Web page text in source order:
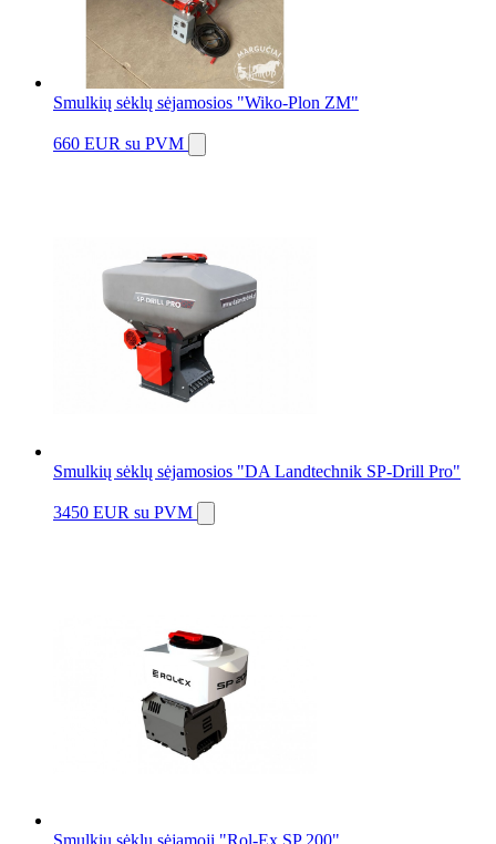
Smulkių sėklų sėjamosios "Wiko-Plon ZM"
660 EUR su PVM
Smulkių sėklų sėjamosios "DA Landtechnik SP-Drill Pro"
3450 EUR su PVM